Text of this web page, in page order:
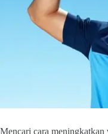
Mencari cara meningkatkan